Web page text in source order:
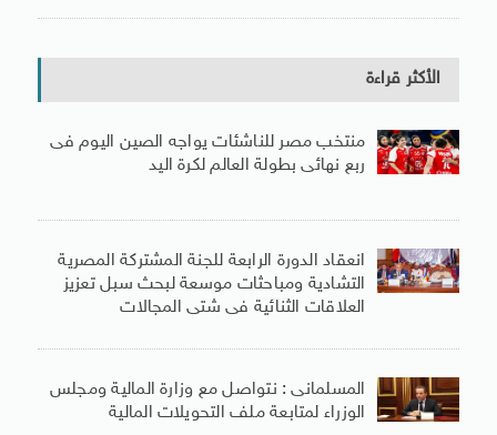
الأكثر قراءة
منتخب مصر للناشئات يواجه الصين اليوم فى
ربع نهائى بطولة العالم لكرة اليد
انعقاد الدورة الرابعة للجنة المشتركة المصرية
التشادية ومباحثات موسعة لبحث سبل تعزيز
العلاقات الثنائية فى شتى المجالات
المسلمانى : نتواصل مع وزارة المالية ومجلس
الوزراء لمتابعة ملف التحويلات المالية